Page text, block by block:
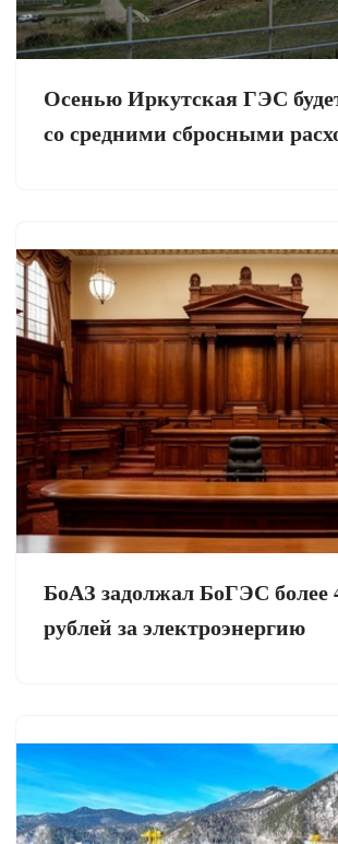
Осенью Иркутская ГЭС
со средними сбросными
БоАЗ задолжал БоГЭС более
рублей за электроэнергию